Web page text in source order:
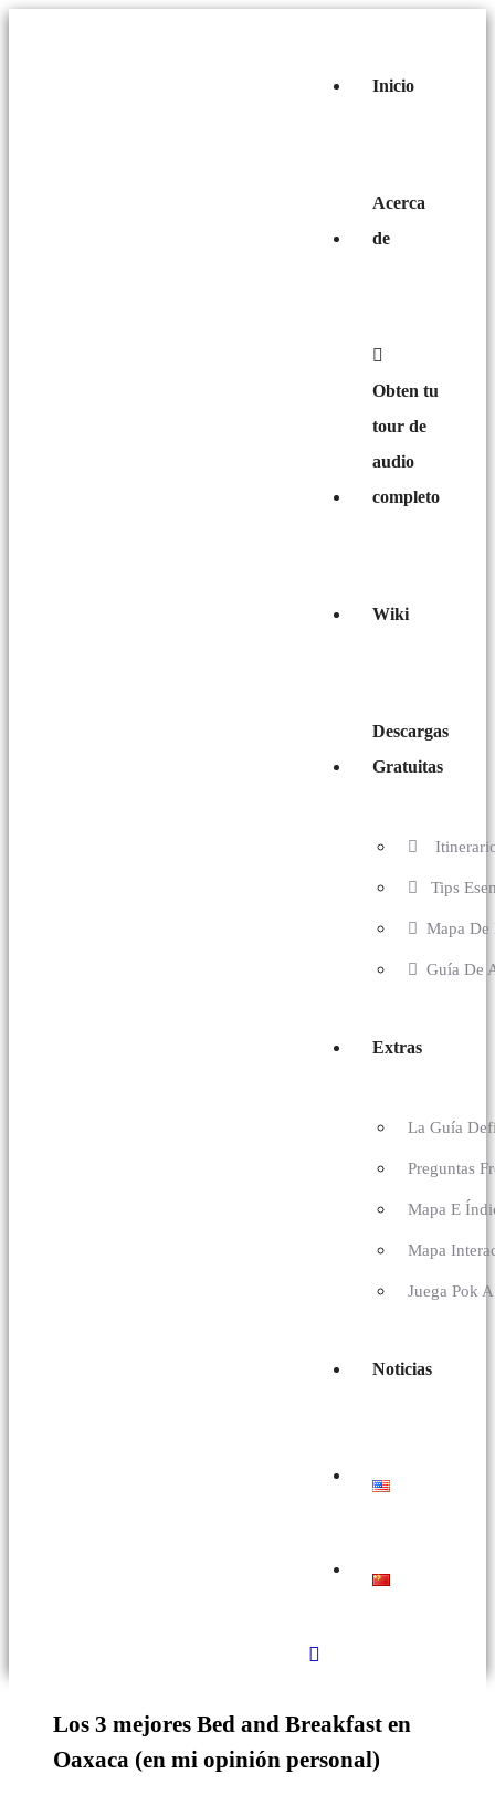
Inicio
Acerca
de
Obten tu
tour de
audio
completo
Wiki
Descargas
Gratuitas
Tips
Mapa
Guía De
Extras
La Guía
Preguntas
Mapa E
Mapa
Juega Pok
Noticias
Los 3 mejores Bed and Breakfast en
Oaxaca (en mi opinión personal)